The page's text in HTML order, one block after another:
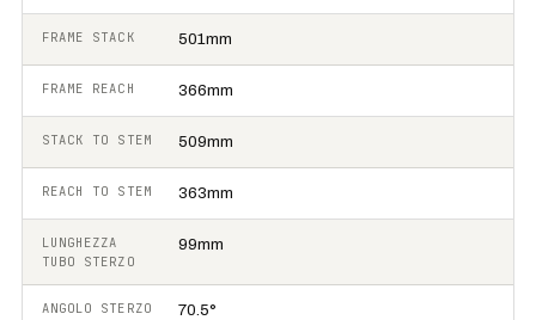
FRAME STACK 501mm
FRAME REACH 366mm
STACK TO STEM 509mm
REACH TO STEM 363mm
LUNGHEZZA
TUBO STERZO
99mm
ANGOLO STERZO 70.5°